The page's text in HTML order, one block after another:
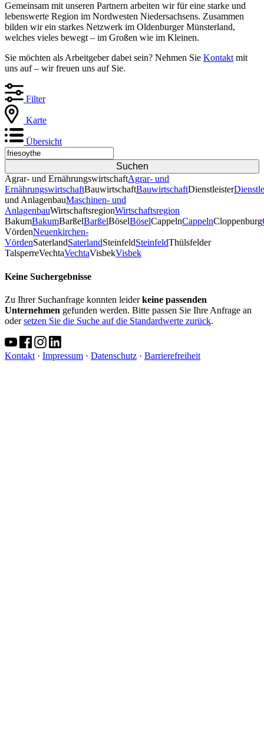
Gemeinsam mit unseren Partnern arbeiten wir für eine starke und
lebenswerte Region im Nordwesten Niedersachsens. Zusammen
bilden wir ein starkes Netzwerk im Oldenburger Münsterland,
welches vieles bewegt – im Großen wie im Kleinen.
Sie möchten als Arbeitgeber dabei sein? Nehmen Sie Kontakt mit
uns auf – wir freuen uns auf Sie.
Filter
Karte
Übersicht
Agrar- und ErnährungswirtschaftAgrar- und
ErnährungswirtschaftBauwirtschaftBauwirtschaftDienstleister
und AnlagenbauMaschinen- und
AnlagenbauWirtschaftsregionWirtschaftsregion
BakumBakumBarßelBarßelBöselBöselCappelnCappelnCloppenburg
VördenNeuenkirchen-
VördenSaterlandSaterlandSteinfeldSteinfeldThülsfelder
TalsperreVechtaVechtaVisbekVisbek
Keine Suchergebnisse
Zu Ihrer Suchanfrage konnten leiderkeine passenden
Unternehmen gefunden werden. Bitte passen Sie Ihre Anfrage an
odersetzen Sie die Suche auf die Standardwerte zurück.
Kontakt · Impressum · Datenschutz · Barrierefreiheit